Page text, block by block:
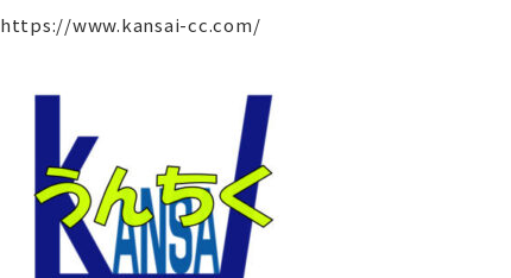
https://www.kansai-cc.com/